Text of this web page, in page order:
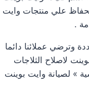
علي منتجات وايت
.
وترضي عملائنا دائما
لاصلاح الثلاجات
» لصيانة وايت بوينت